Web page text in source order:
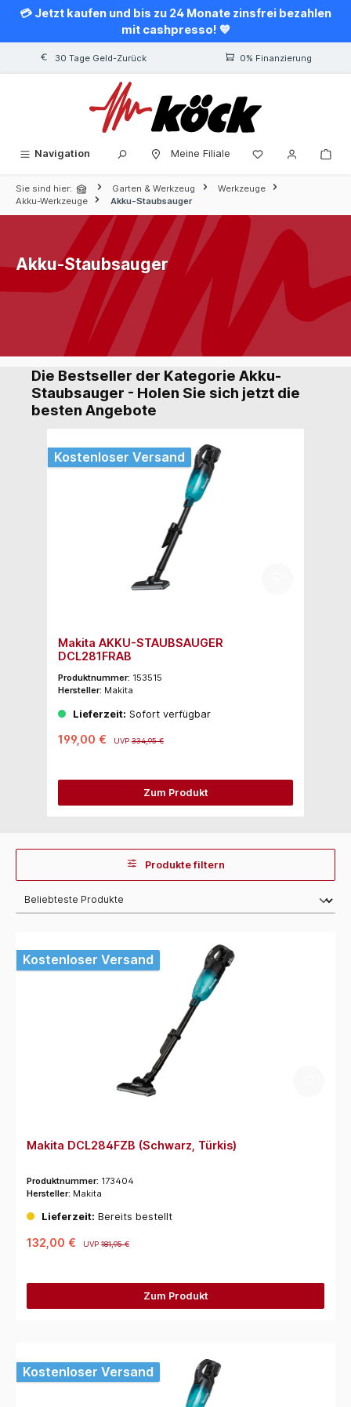
springen
💳 Jetzt kaufen und bis zu 24 Monate zinsfrei bezahlen
mit cashpresso! 💙
30 Tage Geld-Zurück 0% Finanzierung
Navigation Meine Filiale
Sie sind hier: Garten & Werkzeug
Werkzeuge
Akku-Werkzeuge
Akku-Staubsauger
Akku-Staubsauger
Die Bestseller der Kategorie Akku-
Staubsauger - Holen Sie sich jetzt die
besten Angebote
Kostenloser Versand
Makita AKKU-STAUBSAUGER
DCL281FRAB
Produktnummer: 153515
Hersteller: Makita
Lieferzeit: Sofort verfügbar
199,00 € UVP334,95 €
Zum Produkt
Produkte filtern
Kostenloser Versand
Makita DCL284FZB (Schwarz, Türkis)
Produktnummer: 173404
Hersteller: Makita
Lieferzeit: Bereits bestellt
132,00 € UVP181,95 €
Zum Produkt
Kostenloser Versand